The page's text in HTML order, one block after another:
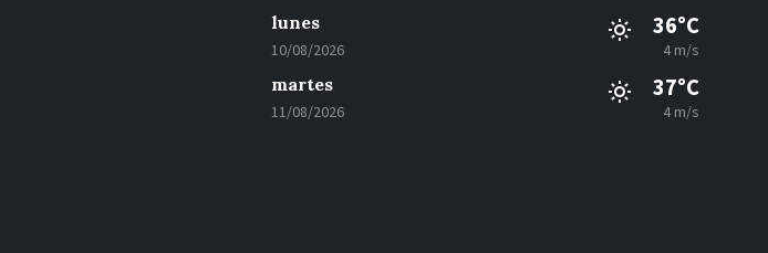
lunes
10/08/2026
36°C
4 m/s
martes
11/08/2026
37°C
4 m/s